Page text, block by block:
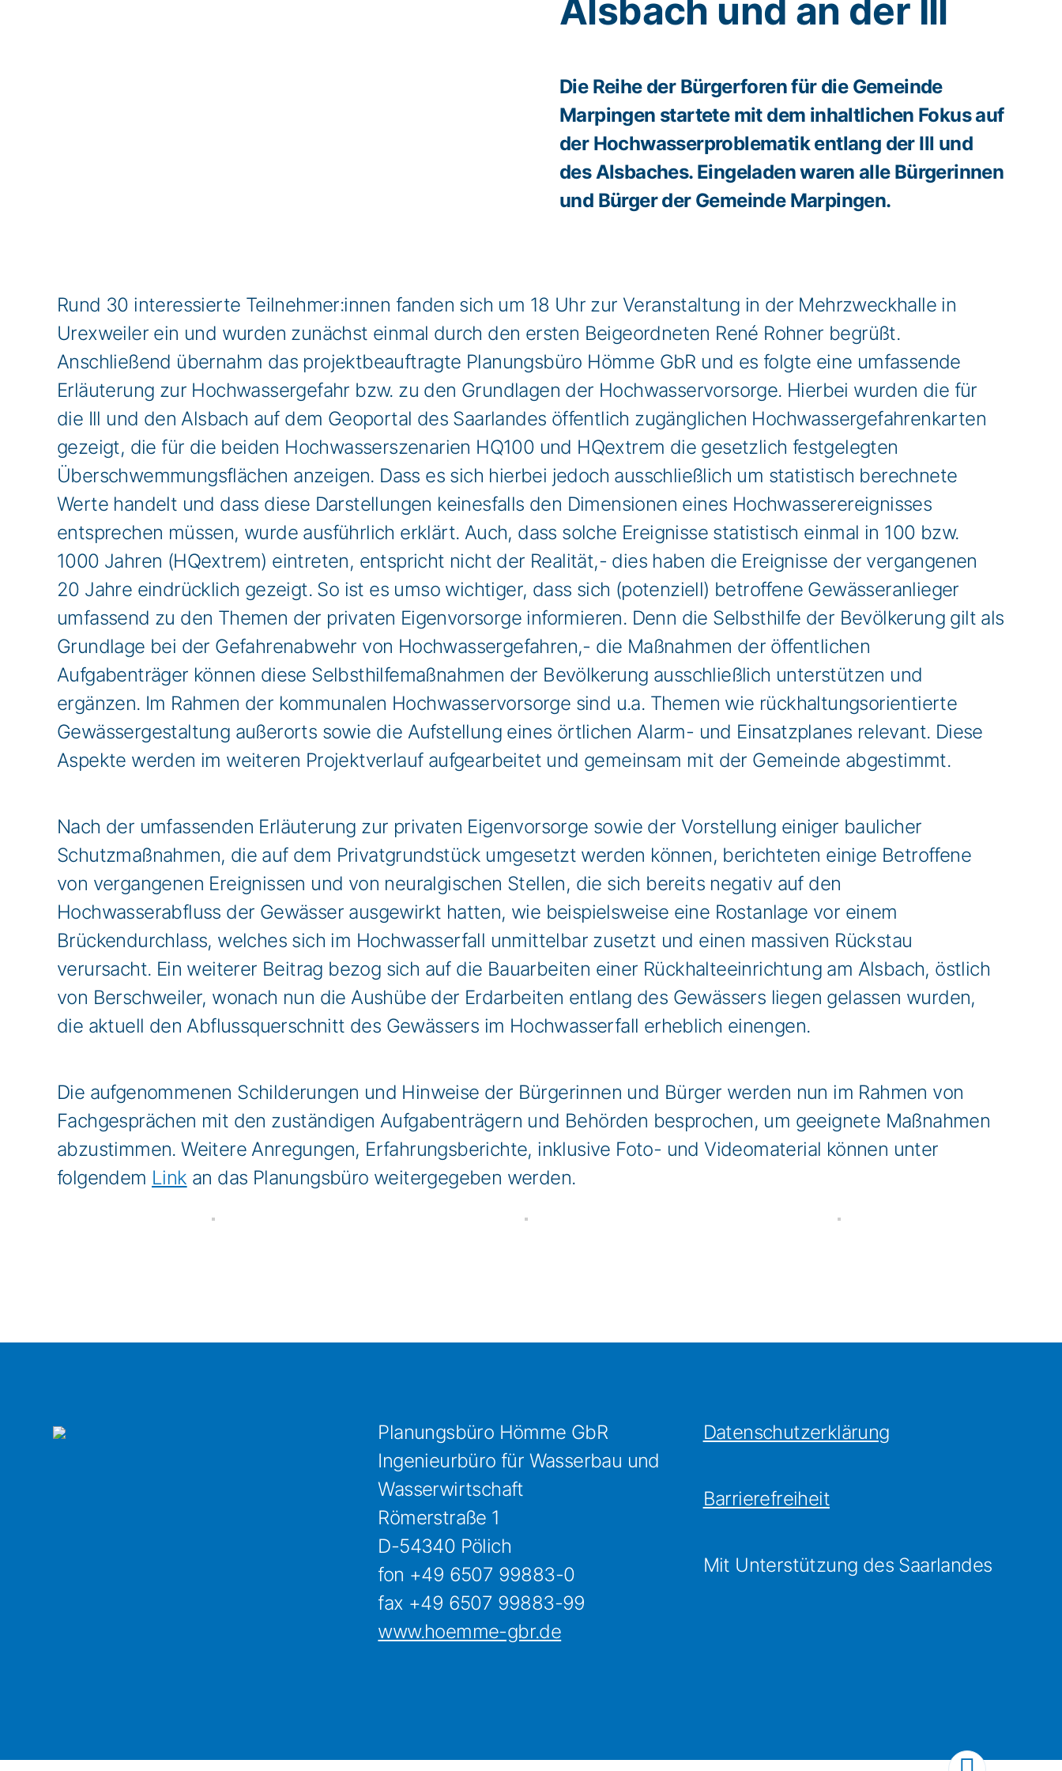
Alsbach und an der Ill
Die Reihe der Bürgerforen für die Gemeinde
Marpingen startete mit dem inhaltlichen Fokus auf
der Hochwasserproblematik entlang der Ill und
des Alsbaches. Eingeladen waren alle Bürgerinnen
und Bürger der Gemeinde Marpingen.
Rund 30 interessierte Teilnehmer:innen fanden sich um 18 Uhr zur Veranstaltung in der Mehrzweckhalle in
Urexweiler ein und wurden zunächst einmal durch den ersten Beigeordneten René Rohner begrüßt.
Anschließend übernahm das projektbeauftragte Planungsbüro Hömme GbR und es folgte eine umfassende
Erläuterung zur Hochwassergefahr bzw. zu den Grundlagen der Hochwasservorsorge. Hierbei wurden die für
die Ill und den Alsbach auf dem Geoportal des Saarlandes öffentlich zugänglichen Hochwassergefahrenkarten
gezeigt, die für die beiden Hochwasserszenarien HQ100 und HQextrem die gesetzlich festgelegten
Überschwemmungsflächen anzeigen. Dass es sich hierbei jedoch ausschließlich um statistisch berechnete
Werte handelt und dass diese Darstellungen keinesfalls den Dimensionen eines Hochwasserereignisses
entsprechen müssen, wurde ausführlich erklärt. Auch, dass solche Ereignisse statistisch einmal in 100 bzw.
1000 Jahren (HQextrem) eintreten, entspricht nicht der Realität,- dies haben die Ereignisse der vergangenen
20 Jahre eindrücklich gezeigt. So ist es umso wichtiger, dass sich (potenziell) betroffene Gewässeranlieger
umfassend zu den Themen der privaten Eigenvorsorge informieren. Denn die Selbsthilfe der Bevölkerung gilt als
Grundlage bei der Gefahrenabwehr von Hochwassergefahren,- die Maßnahmen der öffentlichen
Aufgabenträger können diese Selbsthilfemaßnahmen der Bevölkerung ausschließlich unterstützen und
ergänzen. Im Rahmen der kommunalen Hochwasservorsorge sind u.a. Themen wie rückhaltungsorientierte
Gewässergestaltung außerorts sowie die Aufstellung eines örtlichen Alarm- und Einsatzplanes relevant. Diese
Aspekte werden im weiteren Projektverlauf aufgearbeitet und gemeinsam mit der Gemeinde abgestimmt.
Nach der umfassenden Erläuterung zur privaten Eigenvorsorge sowie der Vorstellung einiger baulicher
Schutzmaßnahmen, die auf dem Privatgrundstück umgesetzt werden können, berichteten einige Betroffene
von vergangenen Ereignissen und von neuralgischen Stellen, die sich bereits negativ auf den
Hochwasserabfluss der Gewässer ausgewirkt hatten, wie beispielsweise eine Rostanlage vor einem
Brückendurchlass, welches sich im Hochwasserfall unmittelbar zusetzt und einen massiven Rückstau
verursacht. Ein weiterer Beitrag bezog sich auf die Bauarbeiten einer Rückhalteeinrichtung am Alsbach, östlich
von Berschweiler, wonach nun die Aushübe der Erdarbeiten entlang des Gewässers liegen gelassen wurden,
die aktuell den Abflussquerschnitt des Gewässers im Hochwasserfall erheblich einengen.
Die aufgenommenen Schilderungen und Hinweise der Bürgerinnen und Bürger werden nun im Rahmen von
Fachgesprächen mit den zuständigen Aufgabenträgern und Behörden besprochen, um geeignete Maßnahmen
abzustimmen. Weitere Anregungen, Erfahrungsberichte, inklusive Foto- und Videomaterial können unter
folgendem Link an das Planungsbüro weitergegeben werden.
Planungsbüro Hömme GbR
Ingenieurbüro für Wasserbau und
Wasserwirtschaft
Römerstraße 1
D-54340 Pölich
fon +49 6507 99883-0
fax +49 6507 99883-99
www.hoemme-gbr.de
Datenschutzerklärung
Barrierefreiheit
Mit Unterstützung des Saarlandes